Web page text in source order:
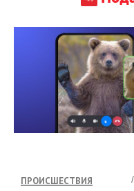
ПРОИСШЕСТВИЯ